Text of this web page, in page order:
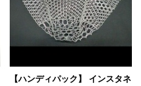
【ハンディパック】 インスタネ